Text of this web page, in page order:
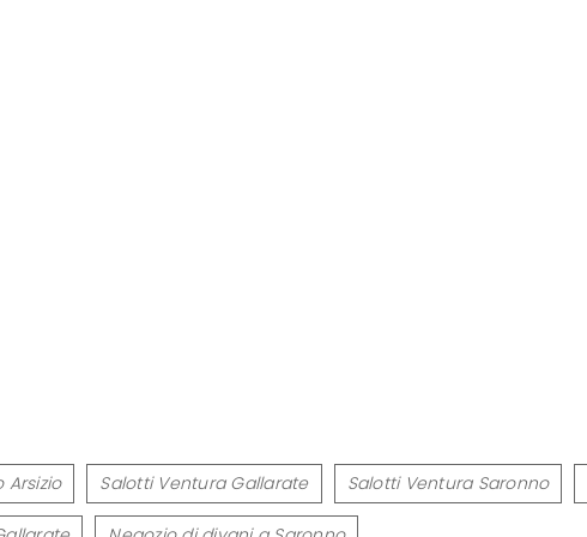
Arsizio Salotti Ventura Gallarate Salotti Ventura Saronno